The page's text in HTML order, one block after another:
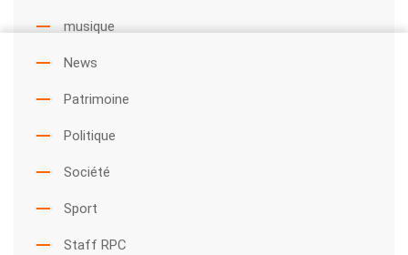
musique
News
Patrimoine
Politique
Société
Sport
Staff RPC